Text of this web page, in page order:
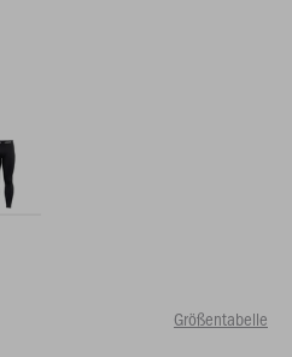
Größentabelle